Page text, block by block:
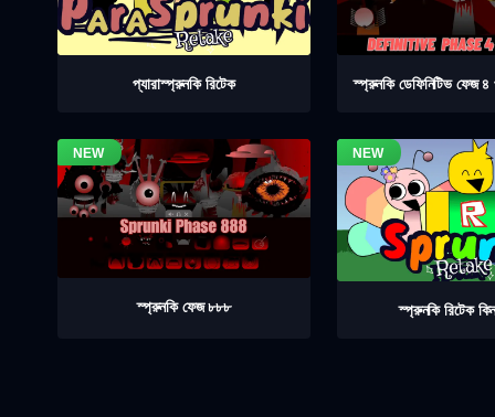
প্যারাস্প্রুনকি রিটেক স্প্রুনকি ডেফিনিটিভ ফেজ
স্প্রুনকি ফেজ ৮৮৮ স্প্রুনকি রিটেক